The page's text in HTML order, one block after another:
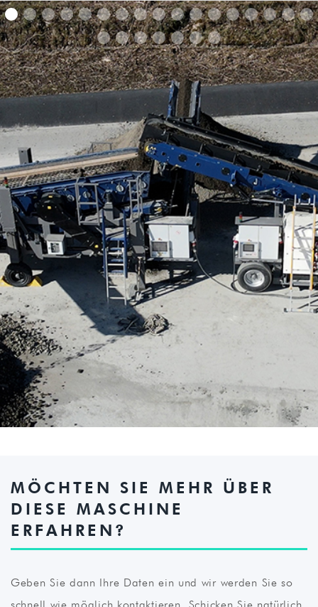
MÖCHTEN SIE MEHR ÜBER
DIESE MASCHINE
ERFAHREN?
Geben Sie dann Ihre Daten ein und wir werden Sie so